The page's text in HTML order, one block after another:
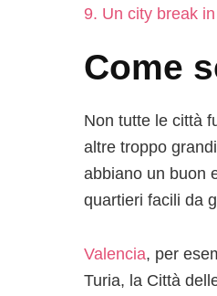
9. Un city break
Come
Non tutte le città
altre troppo
abbiano un buon
quartieri facili da
Valencia, per
Turia, la Città